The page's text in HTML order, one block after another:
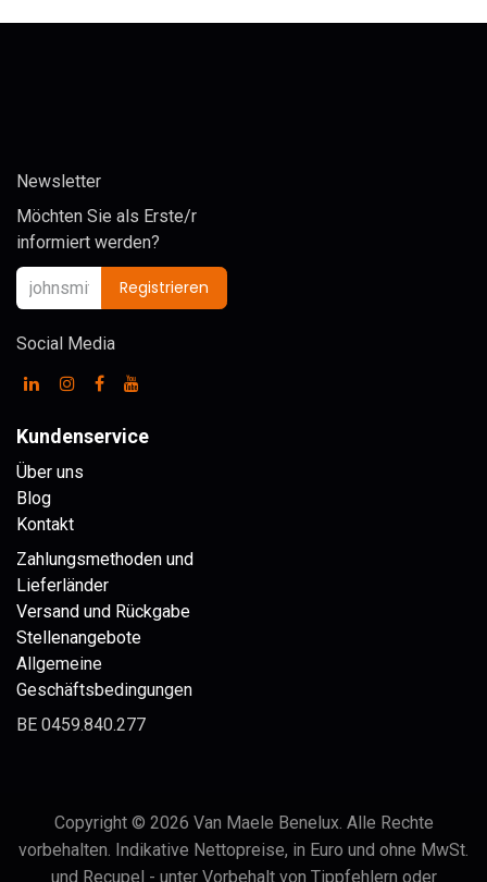
Newsletter
Möchten Sie als Erste/r
informiert werden?
Registrieren
Social Media
Kundenservice
Über uns
Blog
Kontakt
Zahlungsmethoden und
Lieferländer
Versand und Rückgabe
Stellenangebote
Allgemeine
Geschäftsbedingungen
BE 0459.840.277
Copyright © 2026 Van Maele Benelux. Alle Rechte
vorbehalten. Indikative Nettopreise, in Euro und ohne MwSt.
und Recupel - unter Vorbehalt von Tippfehlern oder